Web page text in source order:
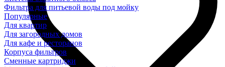
Фильтра для питьевой воды под мойку
Популярные
Для квартир
Для загородных домов
Для кафе и ресторанов
Корпуса фильтров
Сменные картриджи